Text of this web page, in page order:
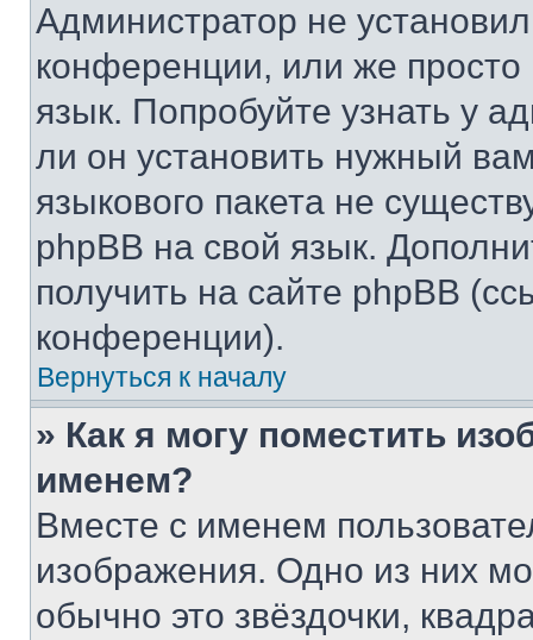
Администратор не
конференции, или же
язык. Попробуйте узнать у
ли он установить нужный
языкового пакета не
phpBB на свой язык.
получить на сайте phpBB
конференции).
Вернуться к началу
» Как я могу поместить
именем?
Вместе с именем
изображения. Одно из них
обычно это звёздочки,